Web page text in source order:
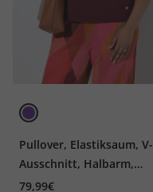
Pullover, Elastiksaum, V-
Ausschnitt, Halbarm,
Glitter
79,99€